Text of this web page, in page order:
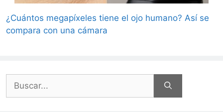
¿Cuántos megapíxeles tiene el ojo humano? Así se
compara con una cámara